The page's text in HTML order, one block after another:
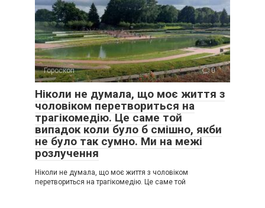
Гороскоп 0
Ніколи не думала, що моє життя з
чоловіком перетвориться на
трагікомедію. Це саме той
випадок коли було б смішно, якби
не було так сумно. Ми на межі
розлучення
Ніколи не думала, що моє життя з чоловіком
перетвориться на трагікомедію. Це саме той